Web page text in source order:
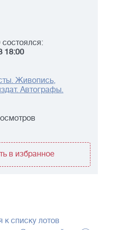
18:00
Живопись,
Автографы.
в избранное
к списку лотов